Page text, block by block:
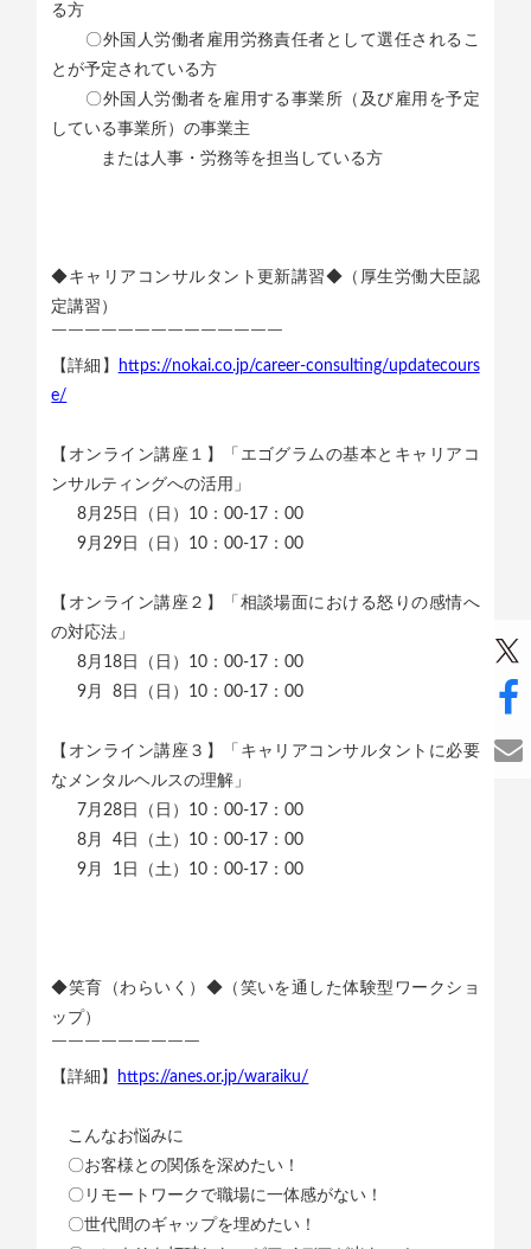
る方
〇外国人労働者雇用労務責任者として選任されるこ
とが予定されている方
〇外国人労働者を雇用する事業所（及び雇用を予定
している事業所）の事業主
または人事・労務等を担当している方
◆キャリアコンサルタント更新講習◆（厚生労働大臣認
定講習）
￣￣￣￣￣￣￣￣￣￣￣￣￣￣
【詳細】
https://nokai.co.jp/career-consulting/updatecours
e/
【オンライン講座１】「エゴグラムの基本とキャリアコ
ンサルティングへの活用」
8月25日（日）10：00-17：00
9月29日（日）10：00-17：00
【オンライン講座２】「相談場面における怒りの感情へ
の対応法」
8月18日（日）10：00-17：00
9月 8日（日）10：00-17：00
【オンライン講座３】「キャリアコンサルタントに必要
なメンタルヘルスの理解」
7月28日（日）10：00-17：00
8月 4日（土）10：00-17：00
9月 1日（土）10：00-17：00
◆笑育（わらいく）◆（笑いを通した体験型ワークショ
ップ）
￣￣￣￣￣￣￣￣￣
【詳細】
https://anes.or.jp/waraiku/
こんなお悩みに
〇お客様との関係を深めたい！
〇リモートワークで職場に一体感がない！
〇世代間のギャップを埋めたい！